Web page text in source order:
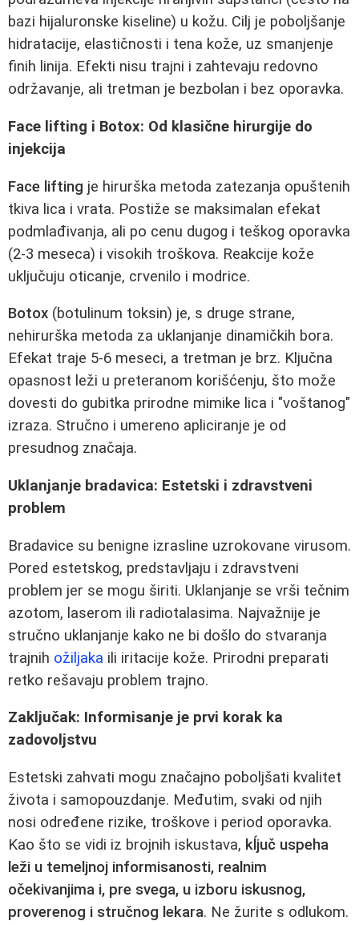
bazi hijaluronske kiseline) u kožu. Cilj je poboljšanje
hidratacije, elastičnosti i tena kože, uz smanjenje
finih linija. Efekti nisu trajni i zahtevaju redovno
održavanje, ali tretman je bezbolan i bez oporavka.
Face lifting i Botox: Od klasične hirurgije do
injekcija
Face lifting je hirurška metoda zatezanja opuštenih
tkiva lica i vrata. Postiže se maksimalan efekat
podmlađivanja, ali po cenu dugog i teškog oporavka
(2-3 meseca) i visokih troškova. Reakcije kože
uključuju oticanje, crvenilo i modrice.
Botox (botulinum toksin) je, s druge strane,
nehirurška metoda za uklanjanje dinamičkih bora.
Efekat traje 5-6 meseci, a tretman je brz. Ključna
opasnost leži u preteranom korišćenju, što može
dovesti do gubitka prirodne mimike lica i "voštanog"
izraza. Stručno i umereno apliciranje je od
presudnog značaja.
Uklanjanje bradavica: Estetski i zdravstveni
problem
Bradavice su benigne izrasline uzrokovane virusom.
Pored estetskog, predstavljaju i zdravstveni
problem jer se mogu širiti. Uklanjanje se vrši tečnim
azotom, laserom ili radiotalasima. Najvažnije je
stručno uklanjanje kako ne bi došlo do stvaranja
trajnih ožiljaka ili iritacije kože. Prirodni preparati
retko rešavaju problem trajno.
Zaključak: Informisanje je prvi korak ka
zadovoljstvu
Estetski zahvati mogu značajno poboljšati kvalitet
života i samopouzdanje. Međutim, svaki od njih
nosi određene rizike, troškove i period oporavka.
Kao što se vidi iz brojnih iskustava, kĺjuč uspeha
leži u temeljnoj informisanosti, realnim
očekivanjima i, pre svega, u izboru iskusnog,
proverenog i stručnog lekara. Ne žurite s odlukom.